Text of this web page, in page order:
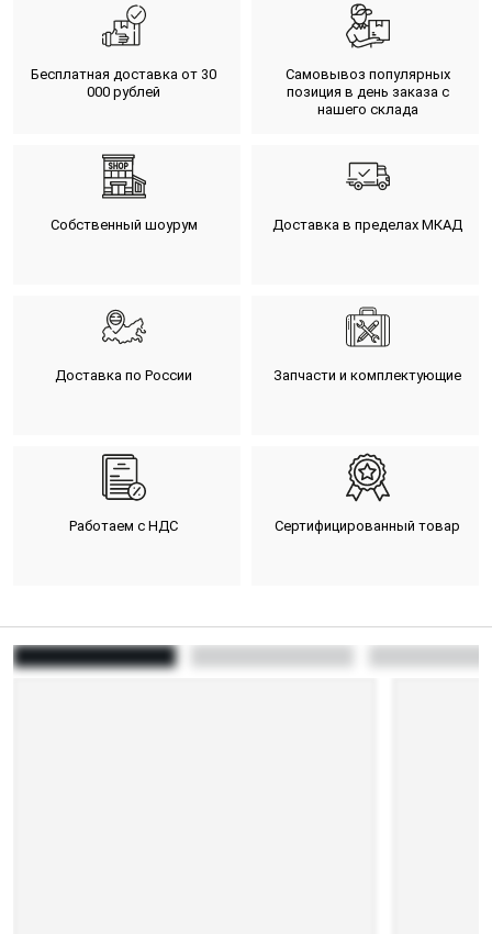
Бесплатная доставка от 30
000 рублей
Самовывоз популярных
позиция в день заказа с
нашего склада
Собственный шоурум Доставка в пределах МКАД
Доставка по России Запчасти и комплектующие
Работаем с НДС Сертифицированный товар